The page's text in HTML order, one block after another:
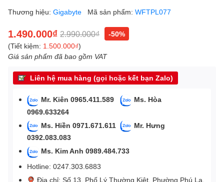
Thương hiệu: Gigabyte Mã sản phẩm: WFTPL077
1.490.000₫ 2.990.000₫
-50%
(Tiết kiệm: 1.500.000₫)
Giá sản phẩm đã bao gồm VAT
Liên hệ mua hàng (gọi hoặc kết bạn Zalo)
Mr. Kiên 0965.411.589
Ms. Hòa
0969.633264
Ms. Hiền 0971.671.611
Mr. Hưng
0392.083.083
Ms. Kim Anh 0989.484.733
Hotline: 0247.303.6883
Địa chỉ: Số 13, Phố Lý Thường Kiệt, Phường Phú La,